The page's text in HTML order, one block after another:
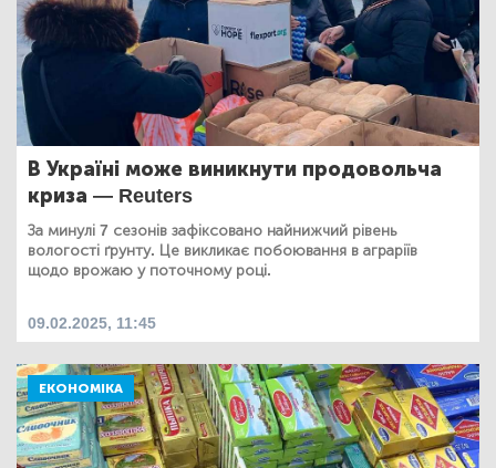
В Україні може виникнути продовольча
криза — Reuters
За минулі 7 сезонів зафіксовано найнижчий рівень
вологості ґрунту. Це викликає побоювання в аграріїв
щодо врожаю у поточному році.
09.02.2025, 11:45
ЕКОНОМІКА